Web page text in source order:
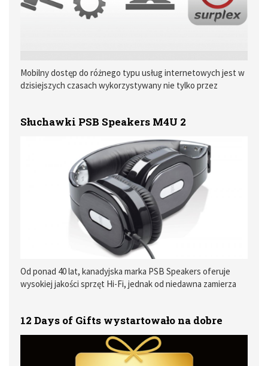
Mobilny dostęp do różnego typu usług internetowych jest w
dzisiejszych czasach wykorzystywany nie tylko przez
dla pięciu najpopularniejszych platform: iOS, Android,
Słuchawki PSB Speakers M4U 2
Od ponad 40 lat, kanadyjska marka PSB Speakers oferuje
wysokiej jakości sprzęt Hi-Fi, jednak od niedawna zamierza
12 Days of Gifts wystartowało na dobre